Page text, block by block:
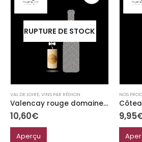
RUPTURE DE STOCK
VAL DE LOIRE,VINS PAR RÉGION
Valencay rouge domaine minchin
10,60€
Aperçu
NOS
9,95